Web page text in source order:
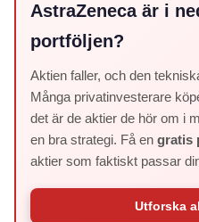
AstraZeneca är i
portföljen?
Aktien faller, och den
Många privatinvesterare
det är de aktier de hör om i
en bra strategi. Få en gratis
aktier som faktiskt passar
Utforska